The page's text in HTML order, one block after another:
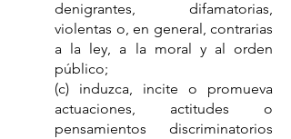
denigrantes, difamatorias,
violentas o, en general, contrarias
a la ley, a la moral y al orden
público;
(c) induzca, incite o promueva
actuaciones, actitudes o
pensamientos discriminatorios